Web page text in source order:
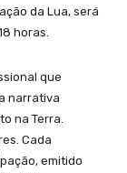
da Lua, será
horas.
que
narrativa
na Terra.
Cada
emitido